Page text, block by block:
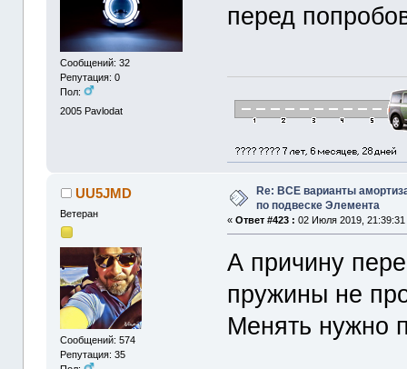
Сообщений: 32
Репутация: 0
Пол:
2005 Pavlodat
перед
UU5JMD
Ветеран
Сообщений: 574
Репутация: 35
Re: ВСЕ варианты
по подвеске Элемента
«Ответ #423 : 02 Июля 2019, 21:39:31
А причину
пружины не
Менять нужно